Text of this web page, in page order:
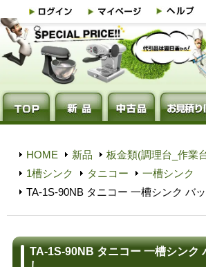
HOME 新品
板金類(調理台_作業
1槽シンク
タニコー
一槽シンク
TA-1S-90NB タニコー 一槽シンク バ
TA-1S-90NB タニコー 一槽シンク